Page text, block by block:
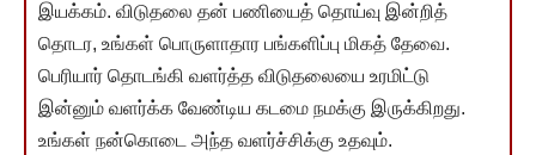
இயக்கம். விடுதலை தன் பணியைத் தொய்வு இன்றித்
தொடர, உங்கள் பொருளாதார பங்களிப்பு மிகத் தேவை.
பெரியார் தொடங்கி வளர்த்த விடுதலையை உரமிட்டு
இன்னும் வளர்க்க வேண்டிய கடமை நமக்கு இருக்கிறது.
உங்கள் நன்கொடை அந்த வளர்ச்சிக்கு உதவும்.